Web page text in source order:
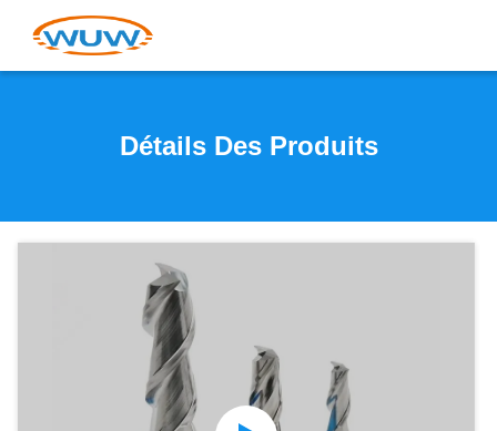
Détails Des Produits